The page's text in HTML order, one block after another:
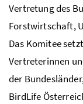
Vertretung des
Forstwirtschaft,
Das Komitee
Vertreterinnen
der
BirdLife